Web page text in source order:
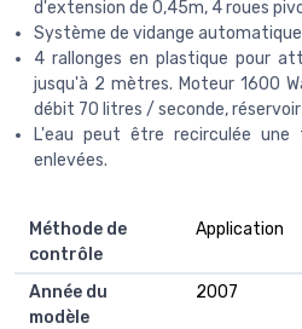
d'extension de 0,45m, 4 roues
Système de vidange
4 rallonges en plastique pour
jusqu'à 2 mètres. Moteur 1600
débit 70 litres / seconde,
L'eau peut être recirculée
enlevées.
Méthode de
contrôle
‎Application
Année du
modèle
‎2007